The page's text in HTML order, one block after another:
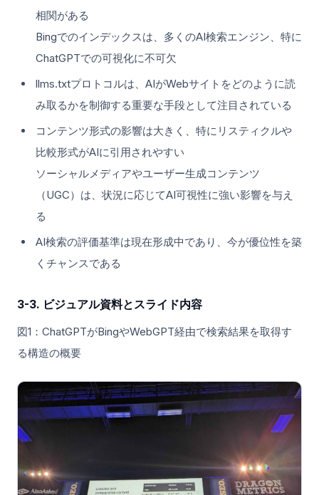
相関がある
Bingでのインデックスは、多くのAI検索エンジン、特に
ChatGPTでの可視化に不可欠
llms.txtプロトコルは、AIがWebサイトをどのように読
み取るかを制御する重要な手段として注目されている
コンテンツ形式の影響は大きく、特にリスティクルや
比較形式がAIに引用されやすい
ソーシャルメディアやユーザー生成コンテンツ
（UGC）は、状況に応じてAI可視性に強い影響を与え
る
AI検索の評価基準は現在形成中であり、今が優位性を築
くチャンスである
3-3. ビジュアル資料とスライド内容
図1：ChatGPTがBingやWebGPT経由で検索結果を取得す
る構造の概要